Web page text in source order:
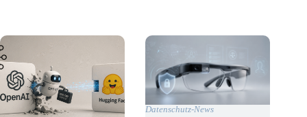
Datenschutz-News